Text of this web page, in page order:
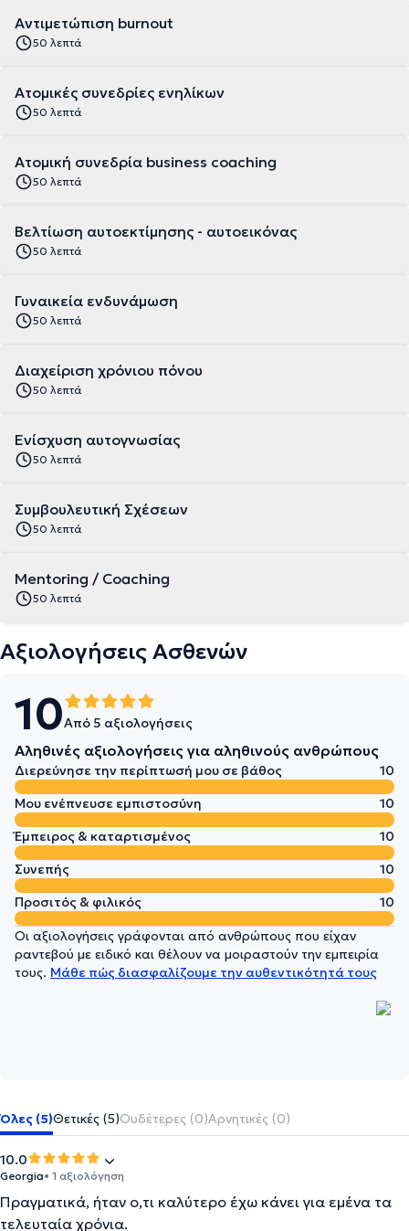
Αντιμετώπιση burnout
50 λεπτά
Ατομικές συνεδρίες ενηλίκων
50 λεπτά
Ατομική συνεδρία business coaching
50 λεπτά
Βελτίωση αυτοεκτίμησης - αυτοεικόνας
50 λεπτά
Γυναικεία ενδυνάμωση
50 λεπτά
Διαχείριση χρόνιου πόνου
50 λεπτά
Ενίσχυση αυτογνωσίας
50 λεπτά
Συμβουλευτική Σχέσεων
50 λεπτά
Mentoring / Coaching
50 λεπτά
Αξιολογήσεις Ασθενών
10Από 5 αξιολογήσεις
Αληθινές αξιολογήσεις για αληθινούς ανθρώπους
Διερεύνησε την περίπτωσή μου σε βάθος
10
Μου ενέπνευσε εμπιστοσύνη
10
Έμπειρος & καταρτισμένος
10
Συνεπής
10
Προσιτός & φιλικός
10
Οι αξιολογήσεις γράφονται από ανθρώπους που είχαν
ραντεβού με ειδικό και θέλουν να μοιραστούν την εμπειρία
τους. Μάθε πώς διασφαλίζουμε την αυθεντικότητά τους
Όλες (5)Θετικές (5)Ουδέτερες (0)Αρνητικές (0)
10.0
Georgia• 1 αξιολόγηση
Πραγματικά, ήταν ο,τι καλύτερο έχω κάνει για εμένα τα
τελευταία χρόνια.